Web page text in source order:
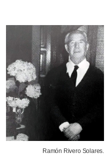
Ramón Rivero Solares.